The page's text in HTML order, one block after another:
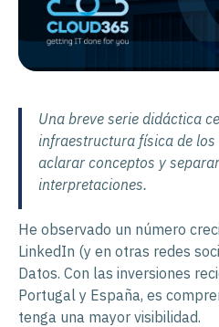
Una breve serie didáctica
infraestructura física de los
aclarar conceptos y
interpretaciones.
He observado un número
LinkedIn (y en otras redes
Datos. Con las inversiones
Portugal y España, es
tenga una mayor visibilidad.